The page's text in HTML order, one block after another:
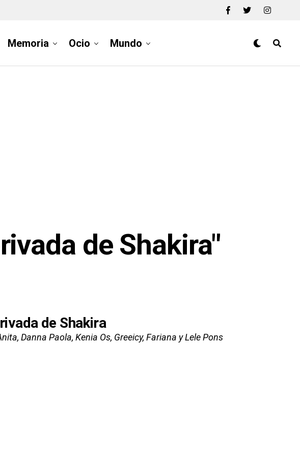
Memoria Ocio Mundo
de Shakira"
de Shakira
Danna Paola, Kenia Os, Greeicy, Fariana y Lele Pons